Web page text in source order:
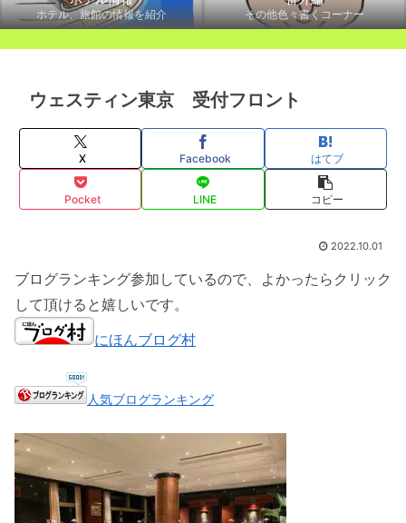
ホテル、旅館の情報を紹介 その他色々書くコーナー
ウェスティン東京 受付フロント
X Facebook はてブ
Pocket LINE コピー
2022.10.01
ブログランキング参加しているので、よかったらクリック
して頂けると嬉しいです。
にほんブログ村
人気ブログランキング